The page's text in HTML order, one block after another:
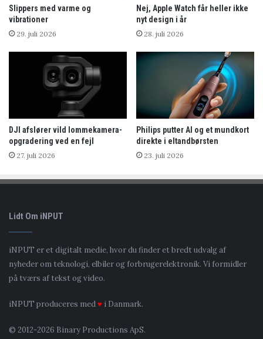
Slippers med varme og
vibrationer
29. juli 2026
Nej, Apple Watch får heller ikke
nyt design i år
28. juli 2026
DJI afslører vild lommekamera-
opgradering ved en fejl
27. juli 2026
Philips putter AI og et mundkort
direkte i eltandbørsten
23. juli 2026
Lidt Om iNPUT
iNPUT er et digitalt medie, hvor du finder et bredt udvalg af
nyheder om teknologi, elbiler og forbrugerelektronik. Vi formidler
på tværs af tekst og video.
iNPUT produceres med♥ i Danmark.
© 2012-2026 Binary Productions ApS.